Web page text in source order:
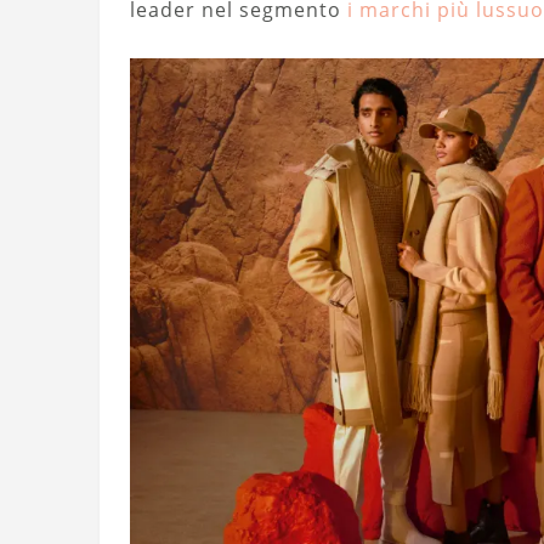
leader nel segmento i marchi più